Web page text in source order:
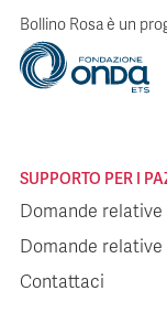
Bollino Rosa è un
SUPPORTO PER I
Domande
Domande
Contattaci